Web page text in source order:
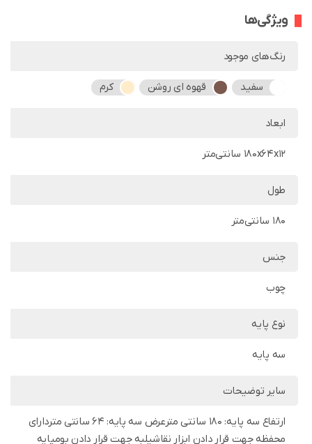
ویژگی‌ها
رنگ‌های موجود
سفید قهوه ای روشن کرم
ابعاد
180x64x12 سانتی‌متر
طول
180 سانتی‌متر
جنس
چوب
نوع پایه
سه پایه
سایر توضیحات
ارتفاع سه پایه: 180 سانتی مترعرض سه پایه: 64 سانتی متردارای
محفظه جهت قرار دادن ابزار نقاشیلبه جهت قرار دادن بومپایه